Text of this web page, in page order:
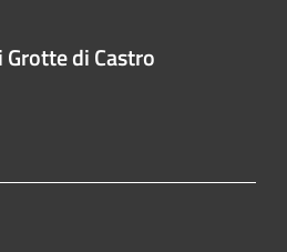
Grotte di Castro